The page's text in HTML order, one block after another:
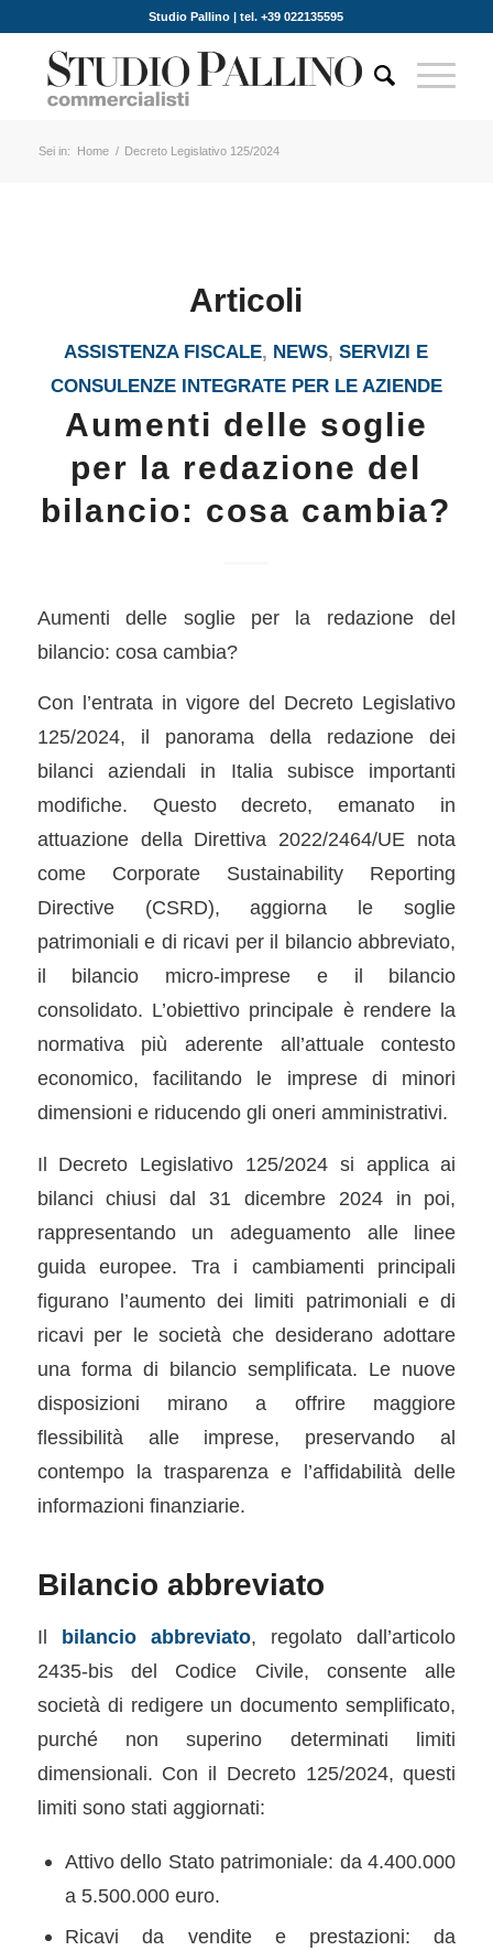
Studio Pallino | tel. +39 022135595
Sei in: Home / Decreto Legislativo 125/2024
Articoli
ASSISTENZA FISCALE, NEWS,SERVIZI E
CONSULENZE INTEGRATE PER LE AZIENDE
Aumenti delle soglie
per la redazione del
bilancio: cosa cambia?
Aumenti delle soglie per la redazione del
bilancio: cosa cambia?
Con l’entrata in vigore del Decreto Legislativo
125/2024, il panorama della redazione dei
bilanci aziendali in Italia subisce importanti
modifiche. Questo decreto, emanato in
attuazione della Direttiva 2022/2464/UE nota
come Corporate Sustainability Reporting
Directive (CSRD), aggiorna le soglie
patrimoniali e di ricavi per il bilancio abbreviato,
il bilancio micro-imprese e il bilancio
consolidato. L’obiettivo principale è rendere la
normativa più aderente all’attuale contesto
economico, facilitando le imprese di minori
dimensioni e riducendo gli oneri amministrativi.
Il Decreto Legislativo 125/2024 si applica ai
bilanci chiusi dal 31 dicembre 2024 in poi,
rappresentando un adeguamento alle linee
guida europee. Tra i cambiamenti principali
figurano l’aumento dei limiti patrimoniali e di
ricavi per le società che desiderano adottare
una forma di bilancio semplificata. Le nuove
disposizioni mirano a offrire maggiore
flessibilità alle imprese, preservando al
contempo la trasparenza e l’affidabilità delle
informazioni finanziarie.
Bilancio abbreviato
Il bilancio abbreviato, regolato dall’articolo
2435-bis del Codice Civile, consente alle
società di redigere un documento semplificato,
purché non superino determinati limiti
dimensionali. Con il Decreto 125/2024, questi
limiti sono stati aggiornati:
Attivo dello Stato patrimoniale: da 4.400.000
a 5.500.000 euro.
Ricavi da vendite e prestazioni: da